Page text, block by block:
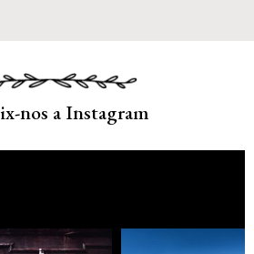
nos a Instagram